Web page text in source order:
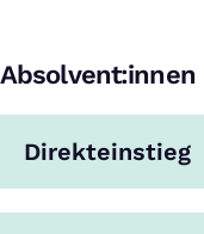
Absolvent:innen
Direkteinstieg